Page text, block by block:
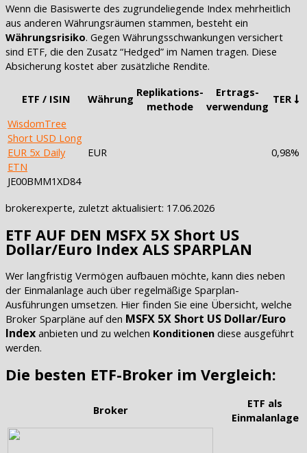
Wenn die Basiswerte des zugrundeliegende Index mehrheitlich
aus anderen Währungsräumen stammen, besteht ein
Währungsrisiko. Gegen Währungsschwankungen versichert
sind ETF, die den Zusatz “Hedged” im Namen tragen. Diese
Absicherung kostet aber zusätzliche Rendite.
ETF / ISIN Währung Replikations-
methode
Ertrags-
verwendung
TER
WisdomTree
Short USD Long
EUR 5x Daily
ETN
JE00BMM1XD84
EUR 0,98%
brokerexperte, zuletzt aktualisiert: 17.06.2026
ETF AUF DEN MSFX 5X Short US
Dollar/Euro Index ALS SPARPLAN
Wer langfristig Vermögen aufbauen möchte, kann dies neben
der Einmalanlage auch über regelmäßige Sparplan-
Ausführungen umsetzen. Hier finden Sie eine Übersicht, welche
Broker Sparpläne auf den MSFX 5X Short US Dollar/Euro
Index anbieten und zu welchen Konditionen diese ausgeführt
werden.
Die besten ETF-Broker im Vergleich:
Broker
ETF als
Einmalanlage